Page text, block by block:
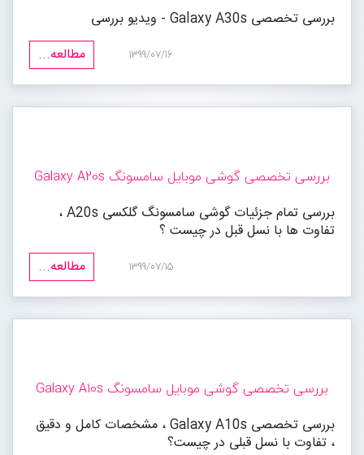
بررسی تخصصی Galaxy A30s - ویدیو بررسی
مطالعه...
1399/07/16
بررسی تخصصی گوشی موبایل سامسونگ Galaxy A20s
بررسی تمام جزئیات گوشی سامسونگ گلکسی A20s ،
تفاوت ها با نسل قبل در چیست ؟
مطالعه...
1399/07/15
بررسی تخصصی گوشی موبایل سامسونگ Galaxy A10s
بررسی تخصصی Galaxy A10s ، مشخصات کامل و دقیق
، تفاوت با نسل قبلی در چیست؟